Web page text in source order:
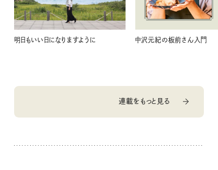
明日もいい日になりますように 中沢元紀の板前さん入門
連載をもっと見る